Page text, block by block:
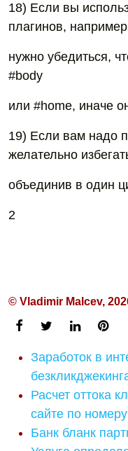
18) Если вы
плагинов, например
нужно убедиться,
#body
или #home, иначе
19) Если вам надо
желательно
объединив в один
2
© Vladimir Malcev,
Заработок в
Расчет оттока
сайте по номеру
Банк бланк